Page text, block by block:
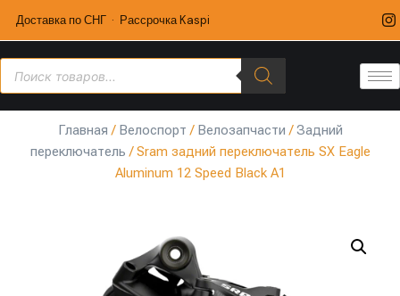
Доставка по СНГ · Рассрочка Kaspi
Главная / Велоспорт / Велозапчасти /Задний
переключатель / Sram задний переключатель SX Eagle
Aluminum 12 Speed Black A1